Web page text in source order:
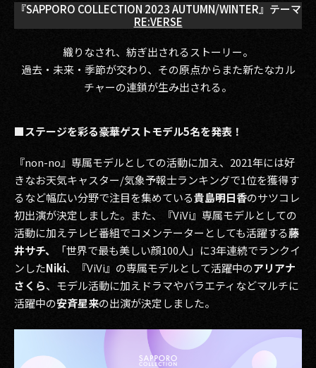
『SAPPORO COLLECTION 2023 AUTUMN/WINTER』テーマ
RE:VERSE
織りなされ、紡ぎ出されるストーリー。
過去・未来・季節が交わり、その原点からまた新たなカル
チャーの連鎖が生み出される。
■ステージを彩る豪華ゲストモデル5名を発表！
『non-no』専属モデルとしての活動に加え、2021年には好
きなお天気キャスター/気象予報士ランキングで1位を獲得す
るなど幅広い分野で注目を集めている貴島明日香のサツコレ
初出演が決定しました。また、『ViVi』専属モデルとしての
活動に加えテレビ番組でコメンテーターとしても活躍する藤
井サチ、
「世界で最も美しい顔100人」に3年連続でランクイ
ンしたNiki、『ViVi』の専属モデルとして活躍中のアリアナ
さくら、モデル活動に加えドラマやバラエティなどマルチに
活躍中の安斉星来の出演が決定しました。